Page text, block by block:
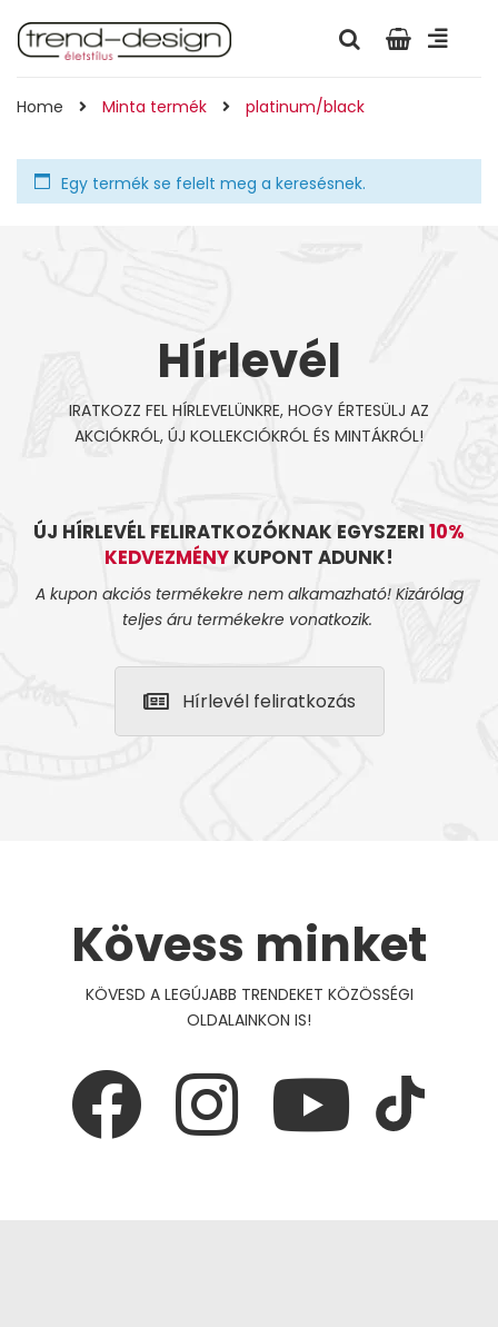
Home Minta termék platinum/black
Egy termék se felelt meg a keresésnek.
Hírlevél
IRATKOZZ FEL HÍRLEVELÜNKRE, HOGY ÉRTESÜLJ AZ
AKCIÓKRÓL, ÚJ KOLLEKCIÓKRÓL ÉS MINTÁKRÓL!
ÚJ HÍRLEVÉL FELIRATKOZÓKNAK EGYSZERI 10%
KEDVEZMÉNY KUPONT ADUNK!
A kupon akciós termékekre nem alkamazható! Kizárólag
teljes áru termékekre vonatkozik.
Hírlevél feliratkozás
Kövess minket
KÖVESD A LEGÚJABB TRENDEKET KÖZÖSSÉGI
OLDALAINKON IS!